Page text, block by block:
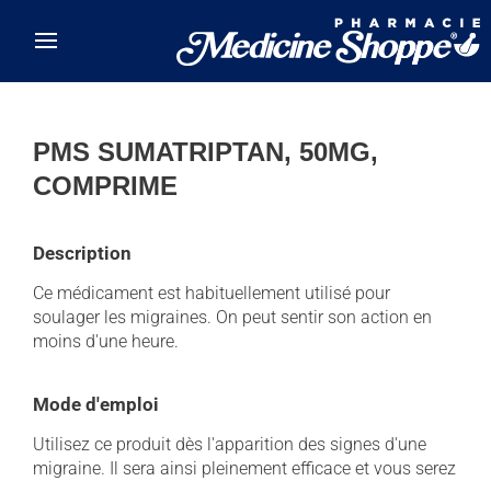
PMS SUMATRIPTAN, 50MG,
COMPRIME
Description
Ce médicament est habituellement utilisé pour
soulager les migraines. On peut sentir son action en
moins d'une heure.
Mode d'emploi
Utilisez ce produit dès l'apparition des signes d'une
migraine. Il sera ainsi pleinement efficace et vous serez